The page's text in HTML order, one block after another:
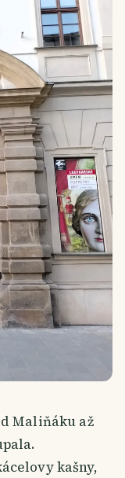
Maliňáku až
kašny,